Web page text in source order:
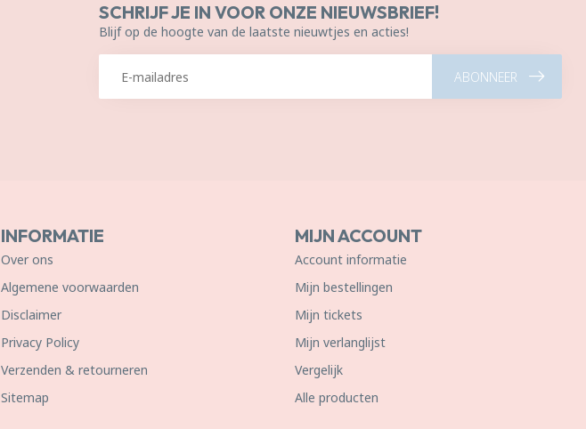
SCHRIJF JE IN VOOR ONZE NIEUWSBRIEF!
Blijf op de hoogte van de laatste nieuwtjes en acties!
ABONNEER
INFORMATIE
Over ons
Algemene voorwaarden
Disclaimer
Privacy Policy
Verzenden & retourneren
Sitemap
MIJN ACCOUNT
Account informatie
Mijn bestellingen
Mijn tickets
Mijn verlanglijst
Vergelijk
Alle producten